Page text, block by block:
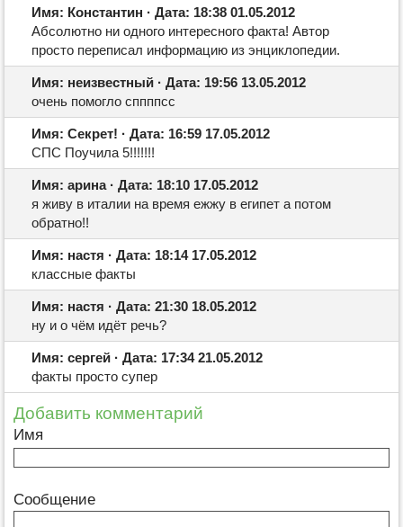
Имя: Константин · Дата: 18:38 01.05.2012
Абсолютно ни одного интересного факта! Автор
просто переписал информацию из энциклопедии.
Имя: неизвестный · Дата: 19:56 13.05.2012
очень помогло сппппсс
Имя: Секрет! · Дата: 16:59 17.05.2012
СПС Поучила 5!!!!!!!
Имя: арина · Дата: 18:10 17.05.2012
я живу в италии на время ежжу в египет а потом
обратно!!
Имя: настя · Дата: 18:14 17.05.2012
классные факты
Имя: настя · Дата: 21:30 18.05.2012
ну и о чём идёт речь?
Имя: сергей · Дата: 17:34 21.05.2012
факты просто супер
Добавить комментарий
Имя
Сообщение